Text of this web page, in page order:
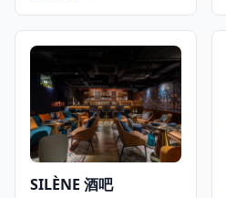
提供靈感來自時間概念的
精心調製雞尾酒。酒吧的
設計融合了傳統與現代元
素，創造出獨特的氛圍，
讓客人彷彿穿越時空。每
一杯雞尾酒都經過精心設
計，不僅味道獨特，更蘊
含著對時間流逝的哲學思
考。25:00 是尋找隱藏體驗
SILÈNE 酒吧